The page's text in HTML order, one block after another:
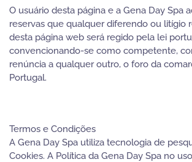
O usuário desta página e a Gena Day Spa
reservas que qualquer diferendo ou litígio
desta página web será regido pela lei
convencionando-se como competente,
renúncia a qualquer outro, o foro da
Portugal.
Termos e Condições
A Gena Day Spa utiliza tecnologia de
Cookies. A Política da Gena Day Spa no